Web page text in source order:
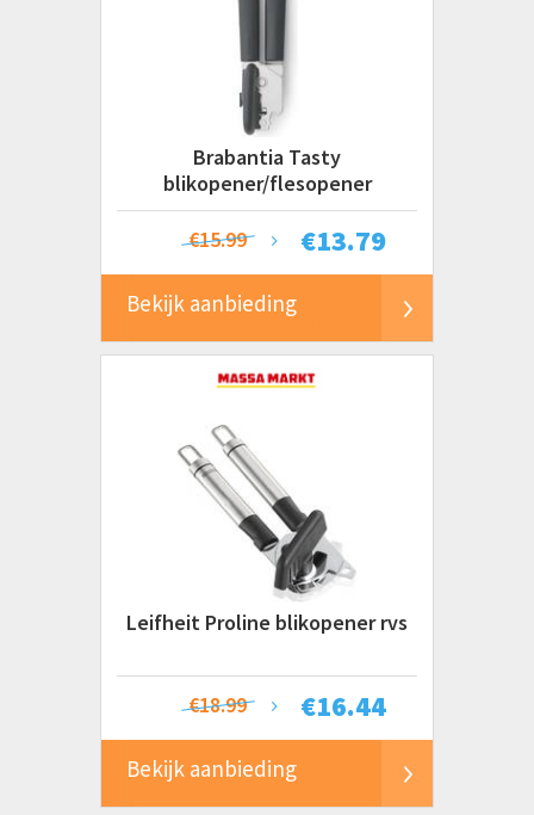
Brabantia Tasty
blikopener/flesopener
€13.79
€15.99
Bekijk aanbieding
Leifheit Proline blikopener rvs
€16.44
€18.99
Bekijk aanbieding